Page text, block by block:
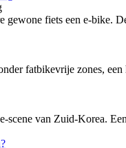
fiets een e-
fatbikevrije zones,
van Zuid-Korea.